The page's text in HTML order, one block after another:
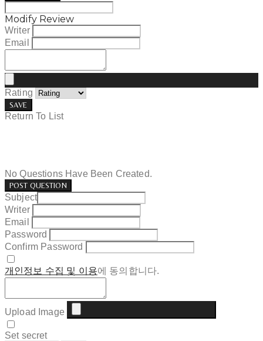
Modify Review
Writer
Email
Rating
SAVE
Return To List
No Questions Have Been Created.
POST QUESTION
Subject
Writer
Email
Password
Confirm Password
개인정보 수집 및 이용에 동의합니다.
Upload Image
Set secret